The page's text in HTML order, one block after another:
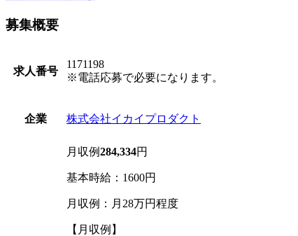
募集概要
求人番号
1171198
※電話応募で必要になります。
企業 株式会社イカイプロダクト
月収例284,334円
基本時給：1600円
月収例：月28万円程度
【月収例】